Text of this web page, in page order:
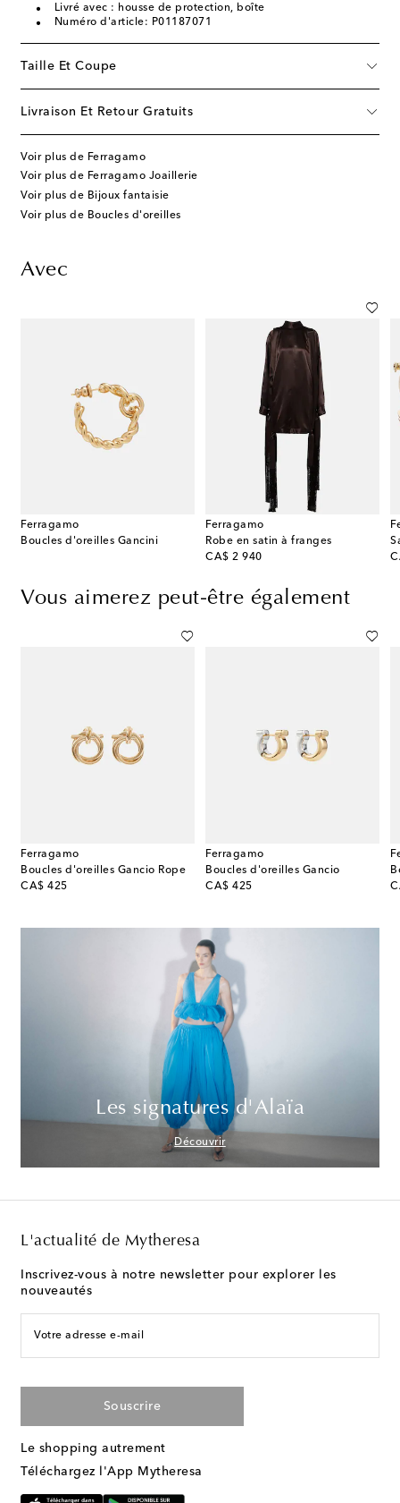
Livré avec : housse de protection, boîte
Numéro d'article: P01187071
Taille Et Coupe
Livraison Et Retour Gratuits
Voir plus de Ferragamo
Voir plus de Ferragamo Joaillerie
Voir plus de Bijoux fantaisie
Voir plus de Boucles d'oreilles
Avec
Ferragamo
Boucles d'oreilles Gancini
Ferragamo
Robe en satin à franges
CA$ 2 940
original price
Vous aimerez peut-être également
Ferragamo
Boucles d'oreilles Gancio Rope
CA$ 425
original price
Ferragamo
Boucles d'oreilles Gancio
CA$ 425
original price
Les signatures d'Alaïa
Découvrir
L'actualité de Mytheresa
Inscrivez-vous à notre newsletter pour explorer les
nouveautés
Votre adresse e-mail
Souscrire
Le shopping autrement
Téléchargez l'App Mytheresa